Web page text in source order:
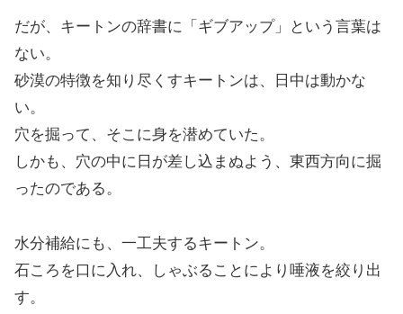
だが、キートンの辞書に「ギブアップ」という言葉は
ない。
砂漠の特徴を知り尽くすキートンは、日中は動かな
い。
穴を掘って、そこに身を潜めていた。
しかも、穴の中に日が差し込まぬよう、東西方向に掘
ったのである。
水分補給にも、一工夫するキートン。
石ころを口に入れ、しゃぶることにより唾液を絞り出
す。